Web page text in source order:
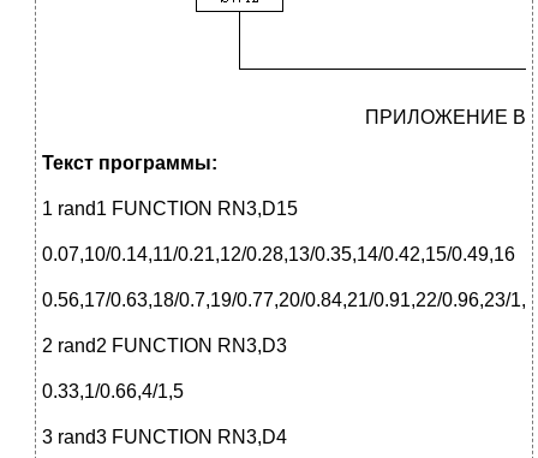
ПРИЛОЖЕНИЕ В
Текст программы:
1 rand1 FUNCTION RN3,D15
0.07,10/0.14,11/0.21,12/0.28,13/0.35,14/0.42,15/0.49,16
0.56,17/0.63,18/0.7,19/0.77,20/0.84,21/0.91,22/0.96,23/
2 rand2 FUNCTION RN3,D3
0.33,1/0.66,4/1,5
3 rand3 FUNCTION RN3,D4